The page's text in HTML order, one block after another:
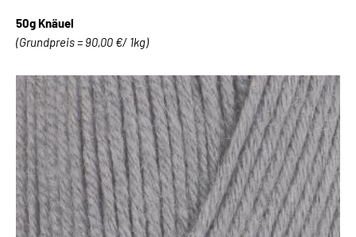
50g Knäuel
(Grundpreis = 90,00 €/ 1kg)